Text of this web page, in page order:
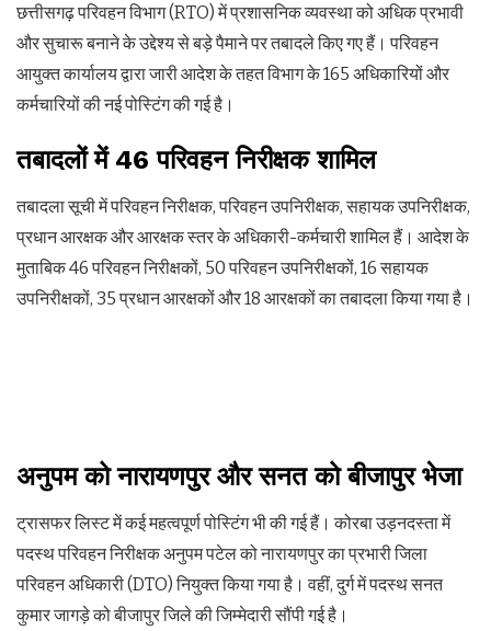
छत्तीसगढ़ परिवहन विभाग (RTO) में प्रशासनिक व्यवस्था को अधिक प्रभावी
और सुचारू बनाने के उद्देश्य से बड़े पैमाने पर तबादले किए गए हैं। परिवहन
आयुक्त कार्यालय द्वारा जारी आदेश के तहत विभाग के 165 अधिकारियों और
कर्मचारियों की नई पोस्टिंग की गई है।
तबादलों में 46 परिवहन निरीक्षक शामिल
तबादला सूची में परिवहन निरीक्षक, परिवहन उपनिरीक्षक, सहायक उपनिरीक्षक,
प्रधान आरक्षक और आरक्षक स्तर के अधिकारी-कर्मचारी शामिल हैं। आदेश के
मुताबिक 46 परिवहन निरीक्षकों, 50 परिवहन उपनिरीक्षकों, 16 सहायक
उपनिरीक्षकों, 35 प्रधान आरक्षकों और 18 आरक्षकों का तबादला किया गया है।
अनुपम को नारायणपुर और सनत को बीजापुर भेजा
ट्रासफर लिस्ट में कई महत्वपूर्ण पोस्टिंग भी की गई हैं। कोरबा उड़नदस्ता में
पदस्थ परिवहन निरीक्षक अनुपम पटेल को नारायणपुर का प्रभारी जिला
परिवहन अधिकारी (DTO) नियुक्त किया गया है। वहीं, दुर्ग में पदस्थ सनत
कुमार जागड़े को बीजापुर जिले की जिम्मेदारी सौंपी गई है।